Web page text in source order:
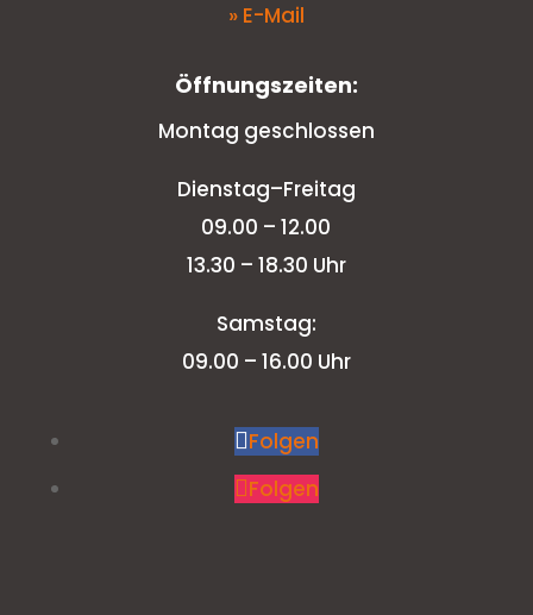
» E-Mail
Öffnungszeiten:
Montag geschlossen
Dienstag–Freitag
09.00 – 12.00
13.30 – 18.30 Uhr
Samstag:
09.00 – 16.00 Uhr
Folgen
Folgen